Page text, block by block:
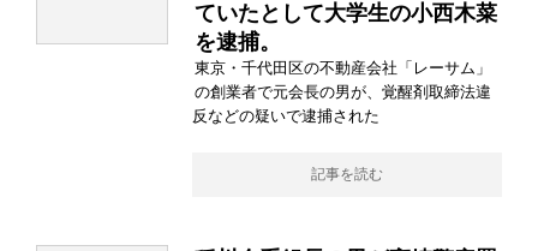
ていたとして大学生の小西木菜
を逮捕。
東京・千代田区の不動産会社「レーサム」
の創業者で元会長の男が、覚醒剤取締法違
反などの疑いで逮捕された
記事を読む